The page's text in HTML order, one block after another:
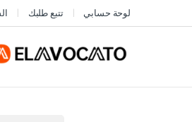
لوحة حسابي تتبع طلبك